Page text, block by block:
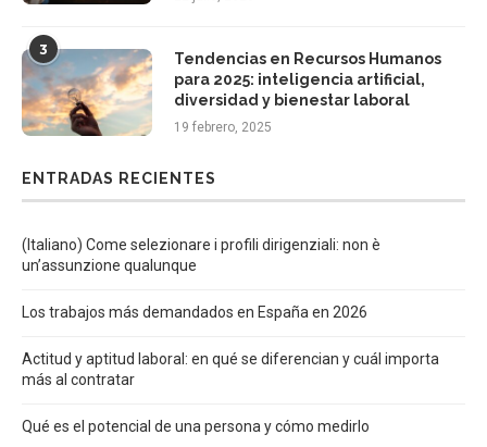
3
Tendencias en Recursos Humanos
para 2025: inteligencia artificial,
diversidad y bienestar laboral
19 febrero, 2025
ENTRADAS RECIENTES
(Italiano) Come selezionare i profili dirigenziali: non è
un’assunzione qualunque
Los trabajos más demandados en España en 2026
Actitud y aptitud laboral: en qué se diferencian y cuál importa
más al contratar
Qué es el potencial de una persona y cómo medirlo